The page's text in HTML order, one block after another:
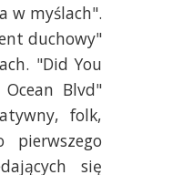
w myślach".
duchowy"
"Did You
Blvd"
folk,
się